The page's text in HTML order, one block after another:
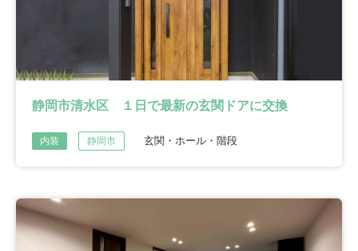
静岡市清水区 １日で最新の玄関ドアに交換
内装 静岡市 玄関・ホール・階段